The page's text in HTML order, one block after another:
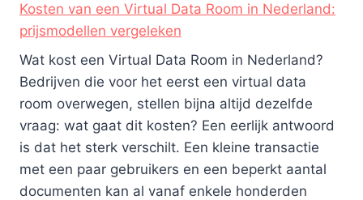
Kosten van een Virtual Data Room in Nederland:
prijsmodellen vergeleken
Wat kost een Virtual Data Room in Nederland?
Bedrijven die voor het eerst een virtual data
room overwegen, stellen bijna altijd dezelfde
vraag: wat gaat dit kosten? Een eerlijk antwoord
is dat het sterk verschilt. Een kleine transactie
met een paar gebruikers en een beperkt aantal
documenten kan al vanaf enkele honderden